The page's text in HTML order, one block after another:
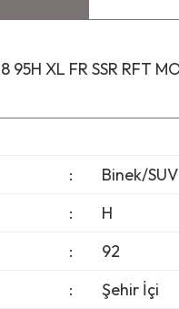
95H XL FR SSR RFT
:
Binek/SUV
:
H
:
92
:
Şehir İçi